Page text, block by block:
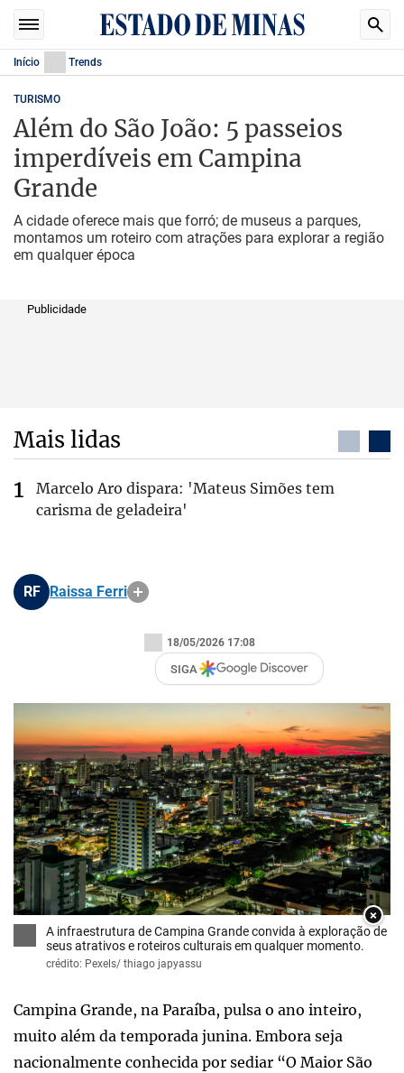
Início Trends
TURISMO
Além do São João: 5 passeios
imperdíveis em Campina
Grande
A cidade oferece mais que forró; de museus a parques,
montamos um roteiro com atrações para explorar a região
em qualquer época
Publicidade
Mais lidas
Marcelo Aro dispara: 'Mateus Simões tem
carisma de geladeira'
RF Raissa Ferri
18/05/2026 17:08
SIGA
×
A infraestrutura de Campina Grande convida à exploração de
seus atrativos e roteiros culturais em qualquer momento.
crédito: Pexels/ thiago japyassu
Campina Grande, na Paraíba, pulsa o ano inteiro,
muito além da temporada junina. Embora seja
nacionalmente conhecida por sediar “O Maior São